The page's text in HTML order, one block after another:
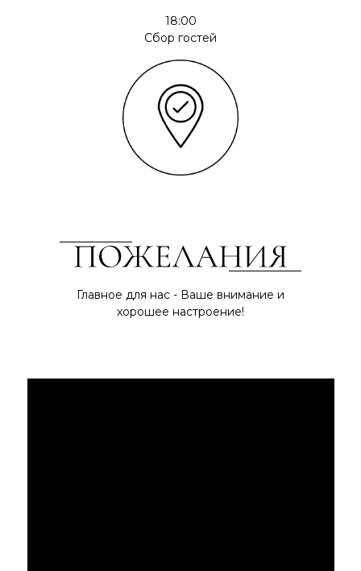
18:00
Сбор гостей
Главное для нас - Ваше внимание и
хорошее настроение!